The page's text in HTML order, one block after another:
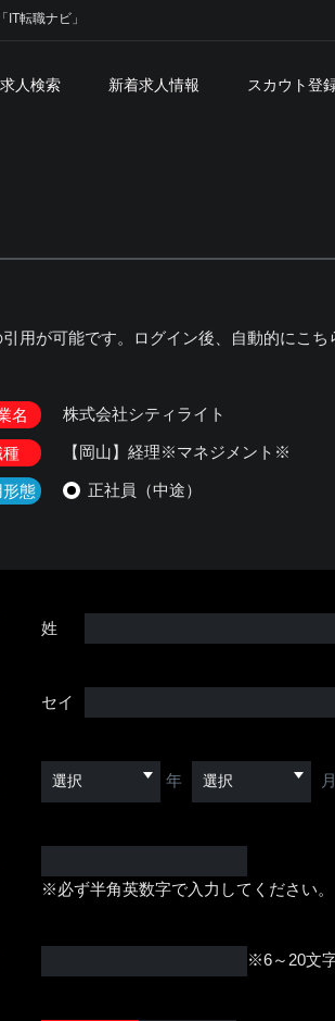
転職ナビ」
求人検索 新着求人情報 スカウト登
用が可能です。ログイン後、自動的にこち
名 株式会社シティライト
種 【岡山】経理※マネジメント※
形態 正社員（中途）
姓
セイ
年 月
※必ず半角英数字で入力してください。
※6～20文